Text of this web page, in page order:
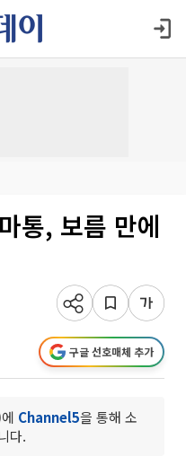
통, 보름 만에
구글 선호매체 추가
Channel5을 통해 소
다.